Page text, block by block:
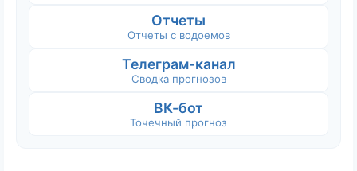
Отчеты
Отчеты с водоемов
Телеграм-канал
Сводка прогнозов
ВК-бот
Точечный прогноз